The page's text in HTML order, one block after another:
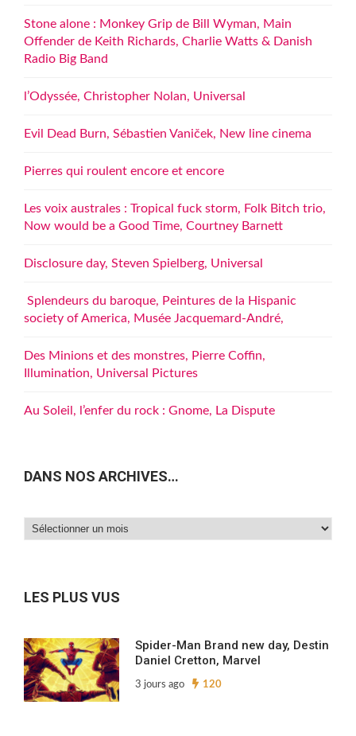
Stone alone : Monkey Grip de Bill Wyman, Main
Offender de Keith Richards, Charlie Watts & Danish
Radio Big Band
l’Odyssée, Christopher Nolan, Universal
Evil Dead Burn, Sébastien Vaniček, New line cinema
Pierres qui roulent encore et encore
Les voix australes : Tropical fuck storm, Folk Bitch trio,
Now would be a Good Time, Courtney Barnett
Disclosure day, Steven Spielberg, Universal
Splendeurs du baroque, Peintures de la Hispanic
society of America, Musée Jacquemard-André,
Des Minions et des monstres, Pierre Coffin,
Illumination, Universal Pictures
Au Soleil, l’enfer du rock : Gnome, La Dispute
DANS NOS ARCHIVES…
Dans
LES PLUS VUS
Spider-Man Brand new day, Destin
Daniel Cretton, Marvel
3 jours ago 120